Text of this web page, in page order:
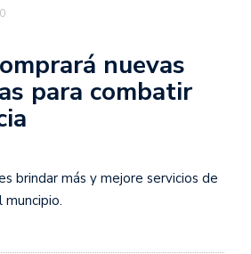
nuevas
para combatir
brindar más y mejore servicios de
muncipio.